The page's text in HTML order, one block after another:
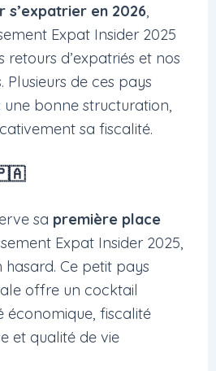
s’expatrier en 2026,
Expat Insider 2025
retours d’expatriés et nos
de ces pays
bonne structuration,
sa fiscalité.
🇵🇦
sa première place
Expat Insider 2025,
hasard. Ce petit pays
offre un cocktail
économique, fiscalité
et qualité de vie